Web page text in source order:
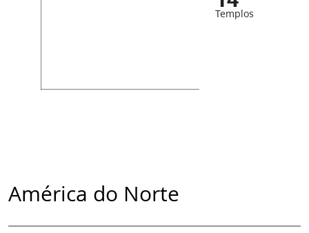
Templos
América do Norte